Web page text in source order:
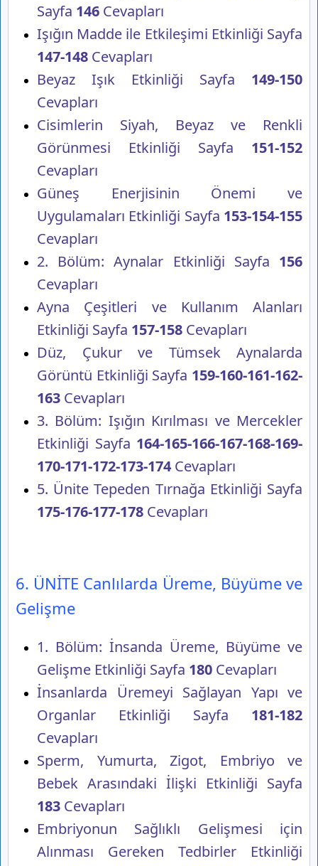
Sayfa 146 Cevapları
Işığın Madde ile Etkileşimi Etkinliği Sayfa
147-148 Cevapları
Beyaz Işık Etkinliği Sayfa 149-150
Cevapları
Cisimlerin Siyah, Beyaz ve Renkli
Görünmesi Etkinliği Sayfa 151-152
Cevapları
Güneş Enerjisinin Önemi ve
Uygulamaları Etkinliği Sayfa 153-154-155
Cevapları
2. Bölüm: Aynalar Etkinliği Sayfa 156
Cevapları
Ayna Çeşitleri ve Kullanım Alanları
Etkinliği Sayfa 157-158 Cevapları
Düz, Çukur ve Tümsek Aynalarda
Görüntü Etkinliği Sayfa 159-160-161-162-
163 Cevapları
3. Bölüm: Işığın Kırılması ve Mercekler
Etkinliği Sayfa 164-165-166-167-168-169-
170-171-172-173-174 Cevapları
5. Ünite Tepeden Tırnağa Etkinliği Sayfa
175-176-177-178 Cevapları
6. ÜNİTE Canlılarda Üreme, Büyüme ve
Gelişme
1. Bölüm: İnsanda Üreme, Büyüme ve
Gelişme Etkinliği Sayfa 180 Cevapları
İnsanlarda Üremeyi Sağlayan Yapı ve
Organlar Etkinliği Sayfa 181-182
Cevapları
Sperm, Yumurta, Zigot, Embriyo ve
Bebek Arasındaki İlişki Etkinliği Sayfa
183 Cevapları
Embriyonun Sağlıklı Gelişmesi için
Alınması Gereken Tedbirler Etkinliği